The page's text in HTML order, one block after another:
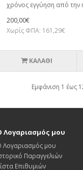
χρόνος εγγύηση από την
200,00€
Χωρίς ΦΠΑ: 161,29€
ΚΑΛΆΘΙ
Εμφάνιση 1 έως
Λογαριασμός μου
Λογαριασμός μου
Παραγγελιών
Επιθυμιών